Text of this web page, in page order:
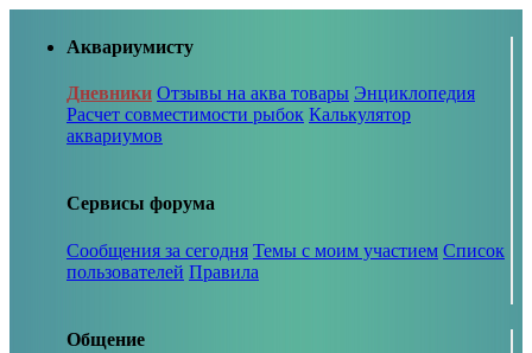
Аквариумисту
Дневники Отзывы на аква товары Энциклопедия
Расчет совместимости рыбок Калькулятор
аквариумов
Сервисы форума
Сообщения за сегодня Темы с моим участием Список
пользователей Правила
Общение